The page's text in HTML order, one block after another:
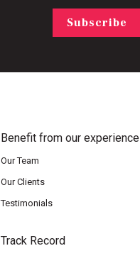
Subscribe
Benefit from our experience
Our Team
Our Clients
Testimonials
Track Record